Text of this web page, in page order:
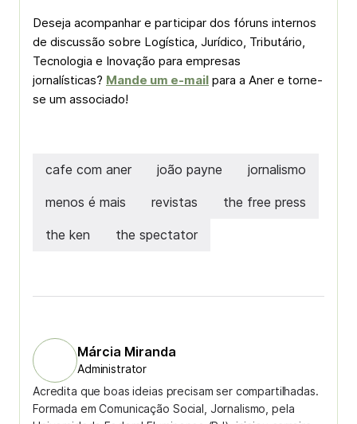
Deseja acompanhar e participar dos fóruns internos
de discussão sobre Logística, Jurídico, Tributário,
Tecnologia e Inovação para empresas
jornalísticas? Mande um e-mail para a Aner e torne-
se um associado!
cafe com aner joão payne jornalismo
menos é mais revistas the free press
the ken the spectator
Márcia Miranda
Administrator
Acredita que boas ideias precisam ser compartilhadas.
Formada em Comunicação Social, Jornalismo, pela